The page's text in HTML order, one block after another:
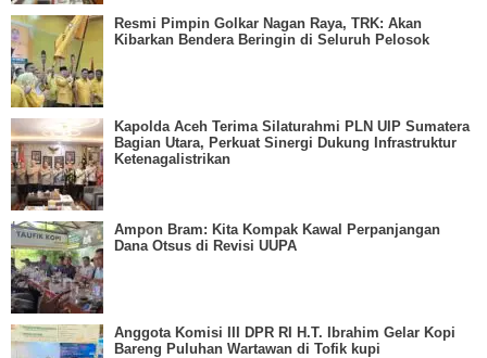
Resmi Pimpin Golkar Nagan Raya, TRK: Akan
Kibarkan Bendera Beringin di Seluruh Pelosok
Kapolda Aceh Terima Silaturahmi PLN UIP Sumatera
Bagian Utara, Perkuat Sinergi Dukung Infrastruktur
Ketenagalistrikan
Ampon Bram: Kita Kompak Kawal Perpanjangan
Dana Otsus di Revisi UUPA
Anggota Komisi III DPR RI H.T. Ibrahim Gelar Kopi
Bareng Puluhan Wartawan di Tofik kupi